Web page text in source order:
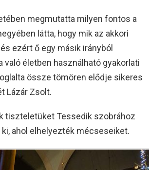
megmutatta milyen fontos a
látta, hogy mik az akkori
ezért ő egy másik irányból
való életben használható gyakorlati
össze tömören elődje sikeres
Lázár Zsolt.
tiszteletüket Tessedik szobrához
ahol elhelyezték mécseseiket.